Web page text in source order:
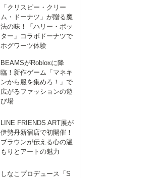
「クリスピー・クリー
ム・ドーナツ」が贈る魔
法の味！「ハリー・ポッ
ター」コラボドーナツで
ホグワーツ体験
BEAMSがRobloxに降
臨！新作ゲーム「マネキ
ンから服を集めろ！」で
広がるファッションの遊
び場
LINE FRIENDS ART展が
伊勢丹新宿店で初開催！
ブラウンが伝える心の温
もりとアートの魅力
しなこプロデュース「S